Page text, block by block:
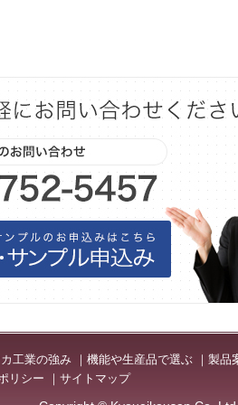
工業の強み 機能や生産品で選ぶ 製品
リシー
サイトマップ